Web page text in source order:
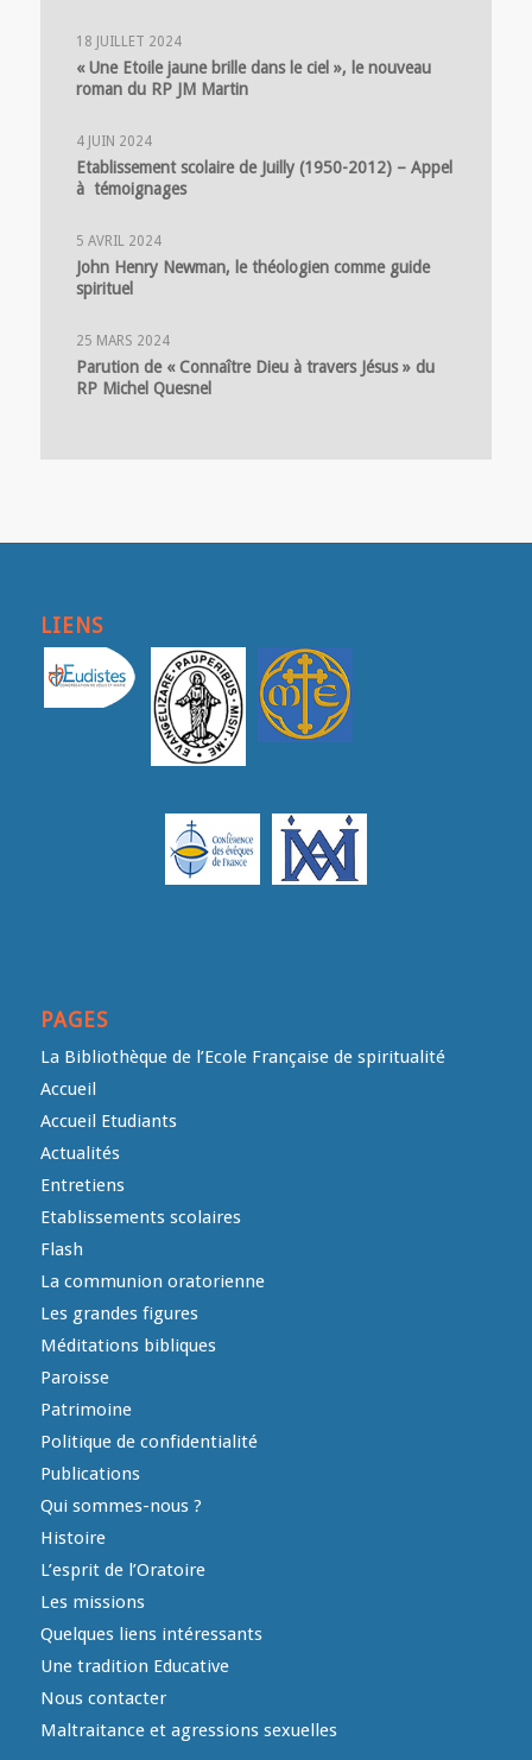
18 JUILLET 2024
« Une Etoile jaune brille dans le ciel », le nouveau
roman du RP JM Martin
4 JUIN 2024
Etablissement scolaire de Juilly (1950-2012) – Appel
à témoignages
5 AVRIL 2024
John Henry Newman, le théologien comme guide
spirituel
25 MARS 2024
Parution de « Connaître Dieu à travers Jésus » du
RP Michel Quesnel
LIENS
PAGES
La Bibliothèque de l’Ecole Française de spiritualité
Accueil
Accueil Etudiants
Actualités
Entretiens
Etablissements scolaires
Flash
La communion oratorienne
Les grandes figures
Méditations bibliques
Paroisse
Patrimoine
Politique de confidentialité
Publications
Qui sommes-nous ?
Histoire
L’esprit de l’Oratoire
Les missions
Quelques liens intéressants
Une tradition Educative
Nous contacter
Maltraitance et agressions sexuelles